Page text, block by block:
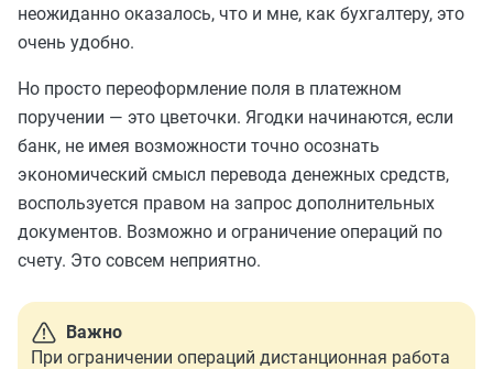
неожиданно оказалось, что и мне, как бухгалтеру, это
очень удобно.
Но просто переоформление поля в платежном
поручении — это цветочки. Ягодки начинаются, если
банк, не имея возможности точно осознать
экономический смысл перевода денежных средств,
воспользуется правом на запрос дополнительных
документов. Возможно и ограничение операций по
счету. Это совсем неприятно.
Важно
При ограничении операций дистанционная работа